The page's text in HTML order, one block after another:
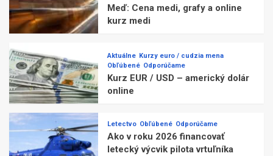
Meď: Cena medi, grafy a online
kurz medi
Aktuálne Kurzy euro / cudzia mena
Obľúbené Odporúčame
Kurz EUR / USD – americký dolár
online
Letectvo Obľúbené Odporúčame
Ako v roku 2026 financovať
letecký výcvik pilota vrtuľníka